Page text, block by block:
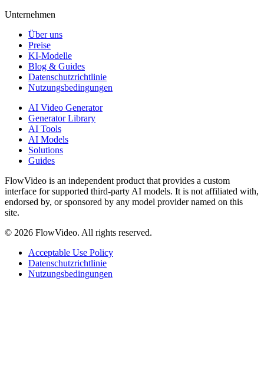
Unternehmen
Über uns
Preise
KI-Modelle
Blog & Guides
Datenschutzrichtlinie
Nutzungsbedingungen
AI Video Generator
Generator Library
AI Tools
AI Models
Solutions
Guides
FlowVideo is an independent product that provides a custom
interface for supported third-party AI models. It is not affiliated with,
endorsed by, or sponsored by any model provider named on this
site.
© 2026 FlowVideo. All rights reserved.
Acceptable Use Policy
Datenschutzrichtlinie
Nutzungsbedingungen